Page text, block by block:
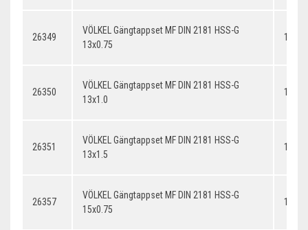
26349
VÖLKEL Gängtappset MF DIN 2181 HSS-G
13x0.75
26350
VÖLKEL Gängtappset MF DIN 2181 HSS-G
13x1.0
26351
VÖLKEL Gängtappset MF DIN 2181 HSS-G
13x1.5
26357
VÖLKEL Gängtappset MF DIN 2181 HSS-G
15x0.75